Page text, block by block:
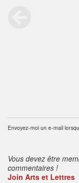
Envoyez-moi un e-mail
Vous devez être
commentaires !
Join Arts et Lettres